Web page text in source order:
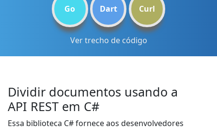
Go Dart Curl
Ver trecho de código
Dividir documentos usando a
API REST em C#
Essa biblioteca C# fornece aos desenvolvedores